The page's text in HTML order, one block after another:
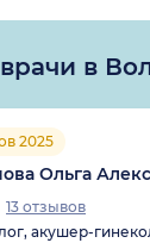
в
2025
Ольга
13 отзывов
акушер-